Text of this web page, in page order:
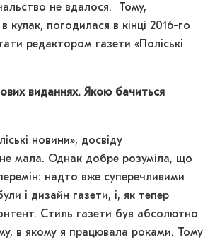
не вдалося. Тому,
кулак, погодилася в кінці 2016-го
редактором газети «Поліські
виданнях. Якою бачиться
новини», досвіду
мала. Однак добре розуміла, що
надто вже суперечливими
і дизайн газети, і, як тепер
Стиль газети був абсолютно
в якому я працювала роками. Тому